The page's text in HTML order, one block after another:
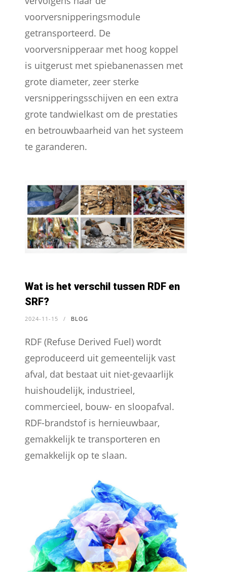
voorversnipperingsmodule
getransporteerd. De
voorversnipperaar met hoog koppel
is uitgerust met spiebanenassen met
grote diameter, zeer sterke
versnipperingsschijven en een extra
grote tandwielkast om de prestaties
en betrouwbaarheid van het systeem
te garanderen.
Wat is het verschil tussen RDF en
SRF?
2024-11-15 / BLOG
RDF (Refuse Derived Fuel) wordt
geproduceerd uit gemeentelijk vast
afval, dat bestaat uit niet-gevaarlijk
huishoudelijk, industrieel,
commercieel, bouw- en sloopafval.
RDF-brandstof is hernieuwbaar,
gemakkelijk te transporteren en
gemakkelijk op te slaan.